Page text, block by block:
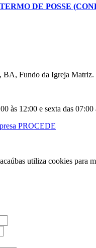
DE POSSE
BA, Fundo da Igreja
às 12:00 e sexta das 07:00
utiliza cookies para